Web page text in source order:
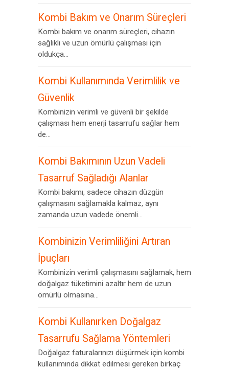
Kombi Bakım ve Onarım Süreçleri
Kombi bakım ve onarım süreçleri, cihazın
sağlıklı ve uzun ömürlü çalışması için
oldukça...
Kombi Kullanımında Verimlilik ve
Güvenlik
Kombinizin verimli ve güvenli bir şekilde
çalışması hem enerji tasarrufu sağlar hem
de...
Kombi Bakımının Uzun Vadeli
Tasarruf Sağladığı Alanlar
Kombi bakımı, sadece cihazın düzgün
çalışmasını sağlamakla kalmaz, aynı
zamanda uzun vadede önemli...
Kombinizin Verimliliğini Artıran
İpuçları
Kombinizin verimli çalışmasını sağlamak, hem
doğalgaz tüketimini azaltır hem de uzun
ömürlü olmasına...
Kombi Kullanırken Doğalgaz
Tasarrufu Sağlama Yöntemleri
Doğalgaz faturalarınızı düşürmek için kombi
kullanımında dikkat edilmesi gereken birkaç